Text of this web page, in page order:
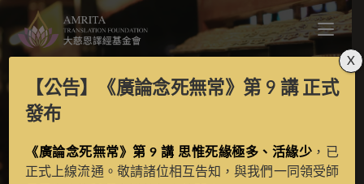
恩德無比遍主輪怙依怙
遍持林金剛持跟前於甘
【公告】 《廣論念死無常》第 9 講正式
發布
《廣論念死無常》第 9 講 思惟死緣極多、活緣少 ，已
正式上線流通。敬請諸位相互告知，與我們一同領受師
X